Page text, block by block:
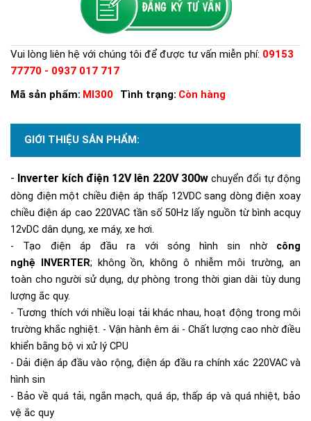
Vui lòng liên hệ với chúng tôi để được tư vấn miễn phí: 09153
77770 - 0937 017 717
Mã sản phẩm: MI300 Tình trạng: Còn hàng
GIỚI THIỆU SẢN PHẨM:
- Inverter kích điện 12V lên 220V300w chuyển đổi tự động
dòng điện một chiều điện áp thấp 12VDC sang dòng điện xoay
chiều điện áp cao 220VAC tần số 50Hz lấy nguồn từ bình acquy
12vDC dân dụng, xe máy, xe hơi.
- Tạo điện áp đầu ra với sóng hình sin nhờ công
nghệ
INVERTER; không ồn, không ô nhiễm môi trường, an
toàn cho người sử dụng, dự phòng trong thời gian dài tùy dung
lượng ắc quy.
- Tương thích với nhiều loại tải khác nhau, hoạt động trong môi
trường khắc nghiệt. - Vận hành êm ái - Chất lượng cao nhờ điều
khiển bằng bộ vi xử lý CPU
- Dải điện áp đầu vào rộng, điện áp đầu ra chính xác 220VAC và
hình sin
- Bảo về quá tải, ngắn mạch, quá áp, thấp áp và quá nhiệt, bảo
vệ ắc quy